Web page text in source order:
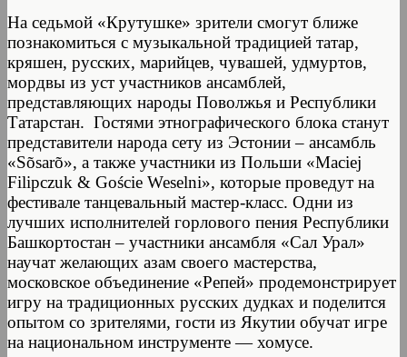
На седьмой «Крутушке» зрители смогут ближе
познакомиться с музыкальной традицией татар,
кряшен, русских, марийцев, чувашей, удмуртов,
мордвы из уст участников ансамблей,
представляющих народы Поволжья и Республики
Татарстан. Гостями этнографического блока станут
представители народа сету из Эстонии – ансамбль
«Sõsarõ», а также участники из Польши «Maciej
Filipczuk & Goście Weselni», которые проведут на
фестивале танцевальный мастер-класс. Одни из
лучших исполнителей горлового пения Республики
Башкортостан – участники ансамбля «Сал Урал»
научат желающих азам своего мастерства,
московское объединение «Репей» продемонстрирует
игру на традиционных русских дудках и поделится
опытом со зрителями, гости из Якутии обучат игре
на национальном инструменте — хомусе.